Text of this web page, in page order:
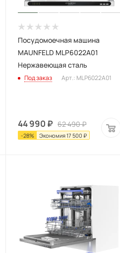
Посудомоечная машина
MAUNFELD MLP6022A01
Нержавеющая сталь
Под заказ Арт.: MLP6022A01
44 990 ₽ 62 490₽
-28% Экономия17 500 ₽